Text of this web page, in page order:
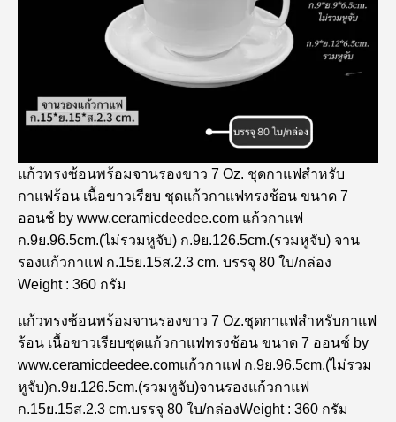
แก้วทรงซ้อนพร้อมจานรองขาว 7 Oz. ชุดกาแฟสำหรับ
กาแฟร้อน เนื้อขาวเรียบ ชุดแก้วกาแฟทรงช้อน ขนาด 7
ออนช์ by www.ceramicdeedee.com แก้วกาแฟ
ก.9ย.96.5cm.(ไม่รวมหูจับ) ก.9ย.126.5cm.(รวมหูจับ) จาน
รองแก้วกาแฟ ก.15ย.15ส.2.3 cm. บรรจุ 80 ใบ/กล่อง
Weight : 360 กรัม
แก้วทรงซ้อนพร้อมจานรองขาว 7 Oz.ชุดกาแฟสำหรับกาแฟ
ร้อน เนื้อขาวเรียบชุดแก้วกาแฟทรงช้อน ขนาด 7 ออนช์ by
www.ceramicdeedee.comแก้วกาแฟ ก.9ย.96.5cm.(ไม่รวม
หูจับ)ก.9ย.126.5cm.(รวมหูจับ)จานรองแก้วกาแฟ
ก.15ย.15ส.2.3 cm.บรรจุ 80 ใบ/กล่องWeight : 360 กรัม